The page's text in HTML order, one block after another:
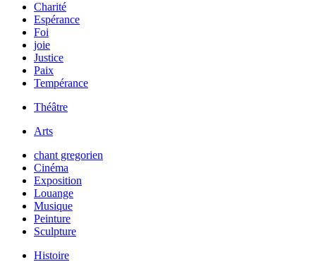
Charité
Espérance
Foi
joie
Justice
Paix
Tempérance
Théâtre
Arts
chant gregorien
Cinéma
Exposition
Louange
Musique
Peinture
Sculpture
Histoire